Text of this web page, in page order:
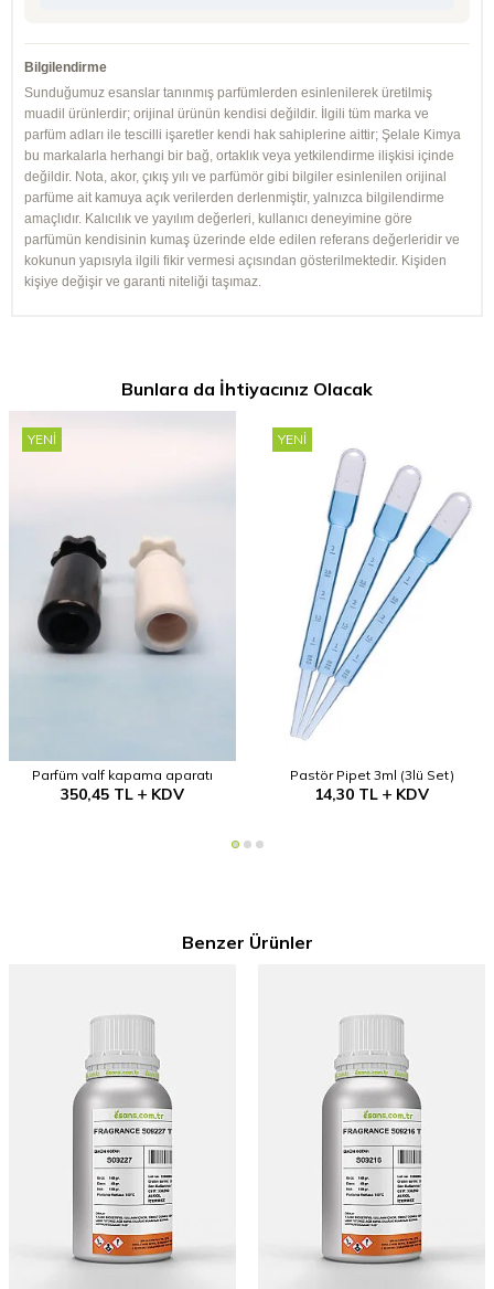
Bilgilendirme
Sunduğumuz esanslar tanınmış parfümlerden esinlenilerek üretilmiş
muadil ürünlerdir; orijinal ürünün kendisi değildir. İlgili tüm marka ve
parfüm adları ile tescilli işaretler kendi hak sahiplerine aittir; Şelale Kimya
bu markalarla herhangi bir bağ, ortaklık veya yetkilendirme ilişkisi içinde
değildir. Nota, akor, çıkış yılı ve parfümör gibi bilgiler esinlenilen orijinal
parfüme ait kamuya açık verilerden derlenmiştir, yalnızca bilgilendirme
amaçlıdır. Kalıcılık ve yayılım değerleri, kullanıcı deneyimine göre
parfümün kendisinin kumaş üzerinde elde edilen referans değerleridir ve
kokunun yapısıyla ilgili fikir vermesi açısından gösterilmektedir. Kişiden
kişiye değişir ve garanti niteliği taşımaz.
Bunlara da İhtiyacınız Olacak
YENI
Parfüm valf kapama aparatı
350,45TL KDV
YENI
Pastör Pipet 3ml (3lü Set)
14,30 TL KDV
Benzer Ürünler